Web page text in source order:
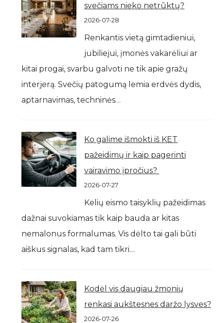
svečiams nieko netrūktų?
2026-07-28
Renkantis vietą gimtadieniui,
jubiliejui, įmonės vakarėliui ar
kitai progai, svarbu galvoti ne tik apie gražų
interjerą. Svečių patogumą lemia erdvės dydis,
aptarnavimas, techninės…
Ko galime išmokti iš KET
pažeidimų ir kaip pagerinti
vairavimo įpročius?
2026-07-27
Kelių eismo taisyklių pažeidimas
dažnai suvokiamas tik kaip bauda ar kitas
nemalonus formalumas. Vis dėlto tai gali būti
aiškus signalas, kad tam tikri…
Kodėl vis daugiau žmonių
renkasi aukštesnes daržo lysves?
2026-07-26